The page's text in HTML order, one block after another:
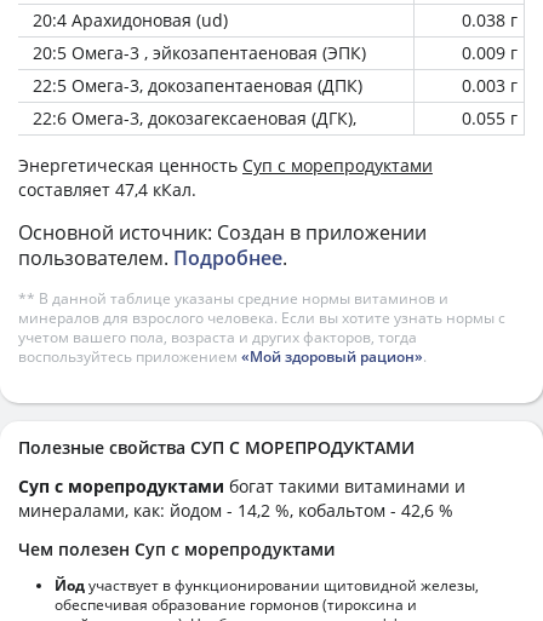
20:4 Арахидоновая (ud)
0.038 г
20:5 Омега-3 , эйкозапентаеновая (ЭПК)
0.009 г
22:5 Омега-3, докозапентаеновая (ДПК)
0.003 г
22:6 Омега-3, докозагексаеновая (ДГК),
0.055 г
Энергетическая ценность Суп с морепродуктами
составляет 47,4 кКал.
Основной источник: Создан в приложении
пользователем. Подробнее.
** В данной таблице указаны средние нормы витаминов и
минералов для взрослого человека. Если вы хотите узнать нормы с
учетом вашего пола, возраста и других факторов, тогда
воспользуйтесь приложением «Мой здоровый рацион».
Полезные свойства СУП С МОРЕПРОДУКТАМИ
Суп с морепродуктами богат такими витаминами и
минералами, как: йодом - 14,2 %, кобальтом - 42,6 %
Чем полезен Суп с морепродуктами
Йодучаствует в функционировании щитовидной железы,
обеспечивая образование гормонов (тироксина и